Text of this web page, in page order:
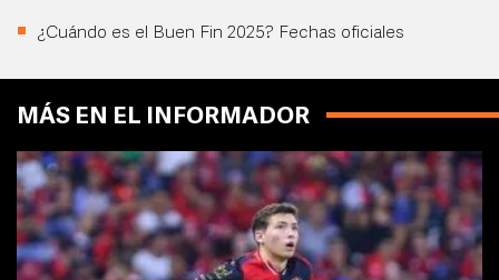
¿Cuándo es el Buen Fin 2025? Fechas oficiales
MÁS EN EL INFORMADOR